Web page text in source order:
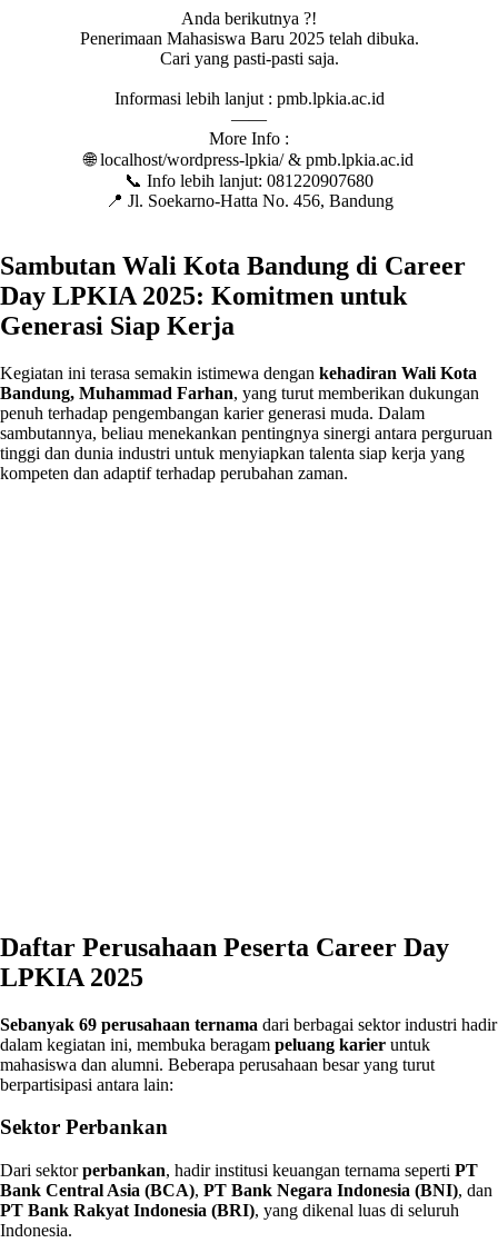
Anda berikutnya ?!
Penerimaan Mahasiswa Baru 2025 telah dibuka.
Cari yang pasti-pasti saja.
Informasi lebih lanjut : pmb.lpkia.ac.id
——
More Info :
🌐 localhost/wordpress-lpkia/ & pmb.lpkia.ac.id
📞 Info lebih lanjut: 081220907680
📍 Jl. Soekarno-Hatta No. 456, Bandung
Sambutan Wali Kota Bandung di Career
Day LPKIA 2025: Komitmen untuk
Generasi Siap Kerja
Kegiatan ini terasa semakin istimewa dengan kehadiran Wali Kota
Bandung, Muhammad Farhan, yang turut memberikan dukungan
penuh terhadap pengembangan karier generasi muda. Dalam
sambutannya, beliau menekankan pentingnya sinergi antara perguruan
tinggi dan dunia industri untuk menyiapkan talenta siap kerja yang
kompeten dan adaptif terhadap perubahan zaman.
Daftar Perusahaan Peserta Career Day
LPKIA 2025
Sebanyak 69 perusahaan ternama dari berbagai sektor industri hadir
dalam kegiatan ini, membuka beragam peluang karier untuk
mahasiswa dan alumni. Beberapa perusahaan besar yang turut
berpartisipasi antara lain:
Sektor Perbankan
Dari sektorperbankan, hadir institusi keuangan ternama seperti PT
Bank Central Asia (BCA), PT Bank Negara Indonesia (BNI), dan
PT Bank Rakyat Indonesia (BRI), yang dikenal luas di seluruh
Indonesia.